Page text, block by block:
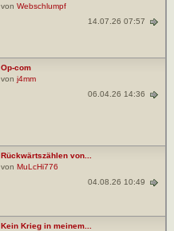
von Webschlumpf
14.07.26 07:57
Op-com
von j4mm
06.04.26 14:36
Rückwärtszählen von...
von MuLcHi776
04.08.26 10:49
Kein Krieg in meinem...